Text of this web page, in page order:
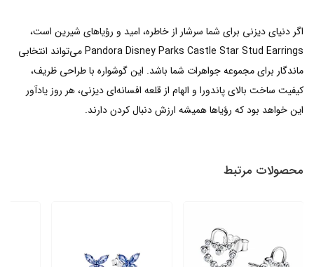
اگر دنیای دیزنی برای شما سرشار از خاطره، امید و رؤیاهای شیرین است،
Pandora Disney Parks Castle Star Stud Earrings می‌تواند انتخابی
ماندگار برای مجموعه جواهرات شما باشد. این گوشواره با طراحی ظریف،
کیفیت ساخت بالای پاندورا و الهام از قلعه افسانه‌ای دیزنی، هر روز یادآور
این خواهد بود که رؤیاها همیشه ارزش دنبال کردن دارند.
محصولات مرتبط